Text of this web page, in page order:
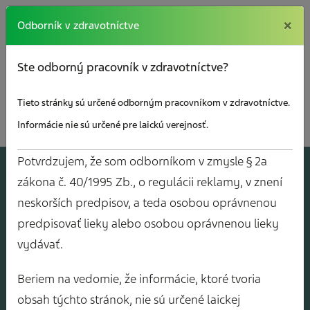
×
Kalendár
akcií
Odborník v zdravotníctve ×
Ste odborný pracovník v zdravotníctve?
Tieto stránky sú určené odborným pracovníkom v zdravotníctve.
Informácie nie sú určené pre laickú verejnosť.
Potvrdzujem, že som odborníkom v zmysle § 2a
zákona č. 40/1995 Zb., o regulácii reklamy, v znení
neskorších predpisov, a teda osobou oprávnenou
predpisovať lieky alebo osobou oprávnenou lieky
vydávať.
Beriem na vedomie, že informácie, ktoré tvoria
obsah týchto stránok, nie sú určené laickej